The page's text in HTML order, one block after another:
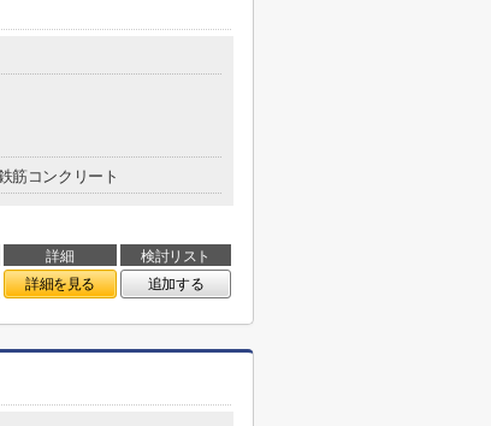
筋コンクリート
詳細
検討リスト
詳細を見る 追加する